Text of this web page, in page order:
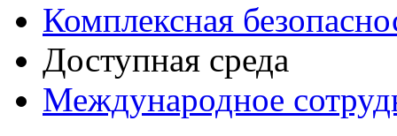
Комплексная
Доступная среда
Международное